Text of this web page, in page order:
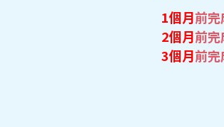
1個月前
2個月前
3個月前